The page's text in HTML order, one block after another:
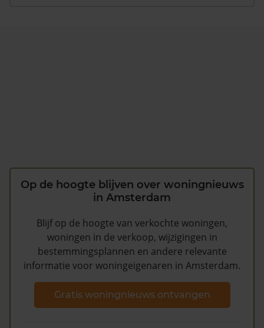
Op de hoogte blijven over woningnieuws
in Amsterdam
Blijf op de hoogte van verkochte woningen,
woningen in de verkoop, wijzigingen in
bestemmingsplannen en andere relevante
informatie voor woningeigenaren in Amsterdam.
Gratis woningnieuws ontvangen